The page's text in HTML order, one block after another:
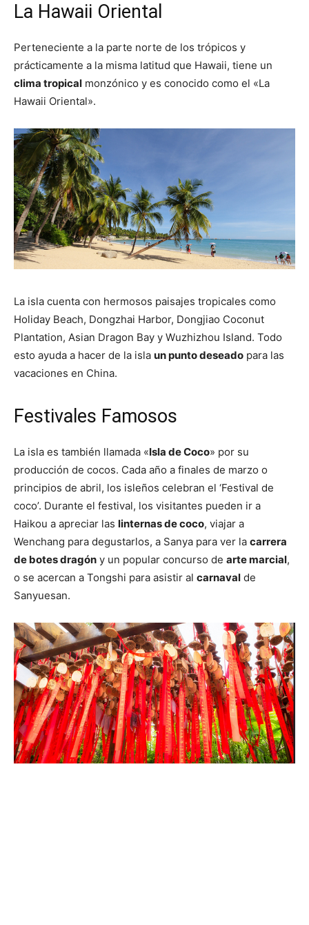
La Hawaii Oriental
Perteneciente a la parte norte de los trópicos y
prácticamente a la misma latitud que Hawaii, tiene un
clima tropical monzónico y es conocido como el «La
Hawaii Oriental».
La isla cuenta con hermosos paisajes tropicales como
Holiday Beach, Dongzhai Harbor, Dongjiao Coconut
Plantation, Asian Dragon Bay y Wuzhizhou Island. Todo
esto ayuda a hacer de la isla un punto deseado para las
vacaciones en China.
Festivales Famosos
La isla es también llamada «Isla de Coco» por su
producción de cocos. Cada año a finales de marzo o
principios de abril, los isleños celebran el ‘Festival de
coco’. Durante el festival, los visitantes pueden ir a
Haikou a apreciar las linternas de coco, viajar a
Wenchang para degustarlos, a Sanya para ver la carrera
de botes dragón y un popular concurso de arte marcial,
o se acercan a Tongshi para asistir al carnaval de
Sanyuesan.